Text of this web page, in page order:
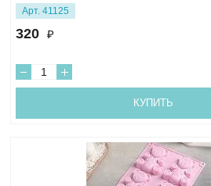
Арт. 41125
320 ₽
КУПИТЬ